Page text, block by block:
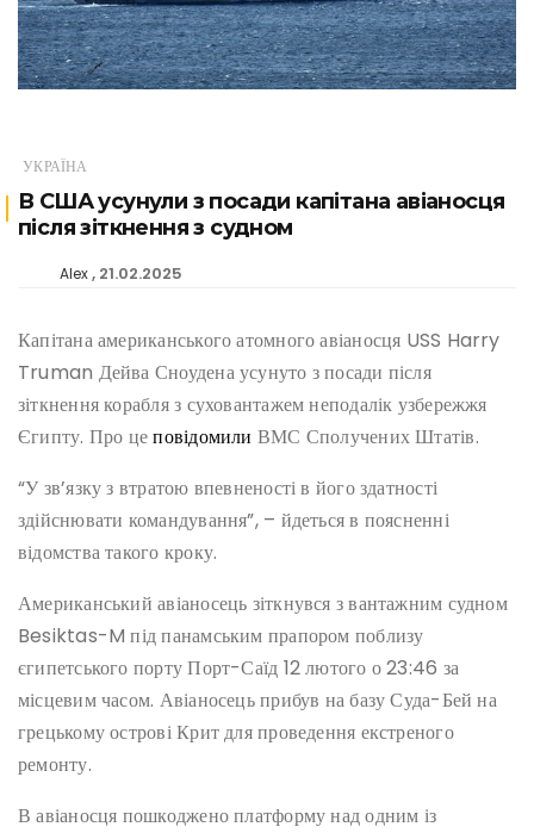
УКРАЇНА
В США усунули з посади капітана авіаносця
після зіткнення з судном
Alex 21.02.2025
Капітана американського атомного авіаносця USS Harry
Truman Дейва Сноудена усунуто з посади після
зіткнення корабля з суховантажем неподалік узбережжя
Єгипту. Про цеповідомили ВМС Сполучених Штатів.
“У зв’язку з втратою впевненості в його здатності
здійснювати командування”, – йдеться в поясненні
відомства такого кроку.
Американський авіаносець зіткнувся з вантажним судном
Besiktas-M під панамським прапором поблизу
єгипетського порту Порт-Саїд 12 лютого о 23:46 за
місцевим часом. Авіаносець прибув на базу Суда-Бей на
грецькому острові Крит для проведення екстреного
ремонту.
В авіаносця пошкоджено платформу над одним із